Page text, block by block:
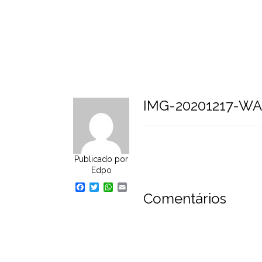
Publicado por
Edpo
Facebook
TwitterWhatsApp
IMG-20201217-
Comentários